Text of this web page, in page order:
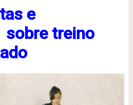
e
treino